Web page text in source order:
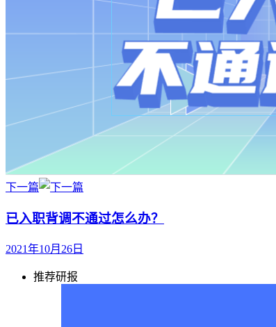
下一篇
已入职背调不通过怎么办？
2021年10月26日
推荐研报